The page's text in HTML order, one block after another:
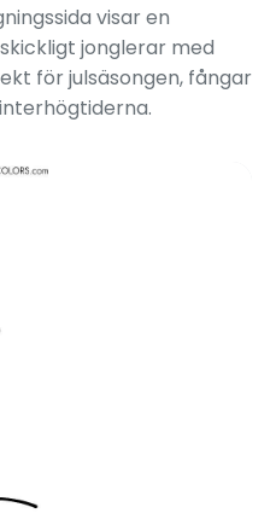
visar en
jonglerar med
för julsäsongen, fångar